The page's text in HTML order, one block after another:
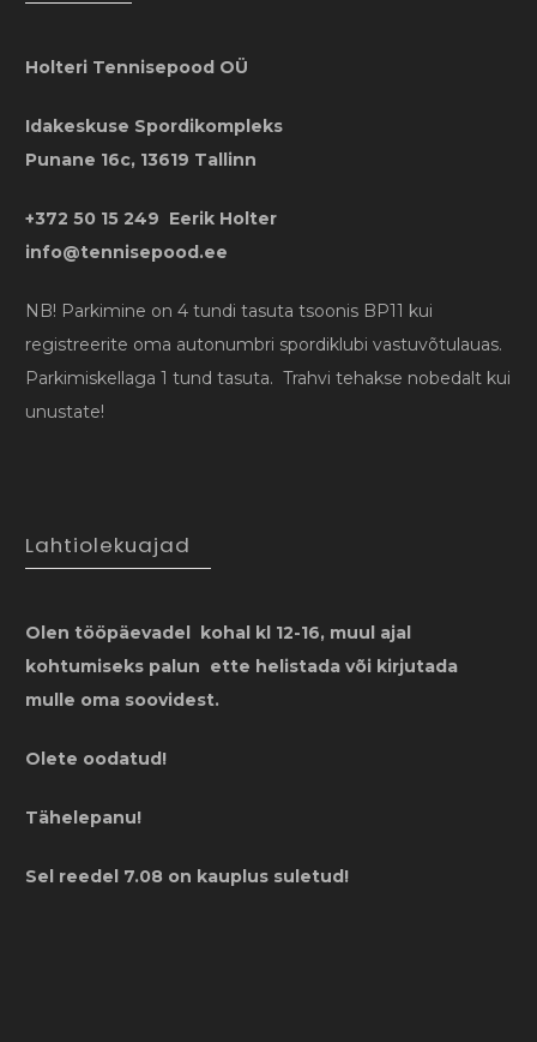
Holteri Tennisepood OÜ
Idakeskuse Spordikompleks
Punane 16c, 13619 Tallinn
+372 50 15 249 Eerik Holter
info@tennisepood.ee
NB! Parkimine on 4 tundi tasuta tsoonis BP11 kui
registreerite oma autonumbri spordiklubi vastuvõtulauas.
Parkimiskellaga 1 tund tasuta. Trahvi tehakse nobedalt kui
unustate!
Lahtiolekuajad
Olen tööpäevadel kohal kl 12-16, muul ajal
kohtumiseks palun ette helistada või kirjutada
mulle oma soovidest.
Olete oodatud!
Tähelepanu!
Sel reedel 7.08 on kauplus suletud!